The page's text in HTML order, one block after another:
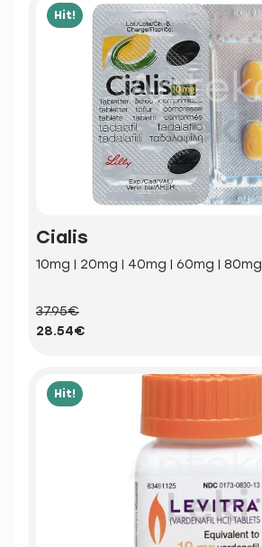
Hit!
Cialis
10mg | 20mg | 40mg | 60mg | 80mg
37.95€
28.54€
Hit!